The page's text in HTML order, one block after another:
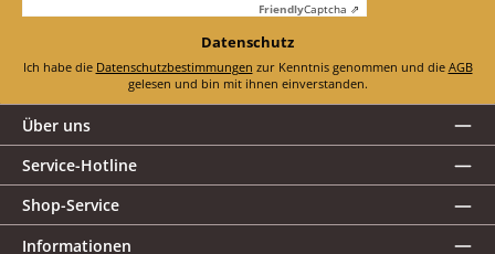
FriendlyCaptcha ⇗
Datenschutz
Ich habe die Datenschutzbestimmungen zur Kenntnis genommen und die AGB
gelesen und bin mit ihnen einverstanden.
Über uns
Service-Hotline
Shop-Service
Informationen